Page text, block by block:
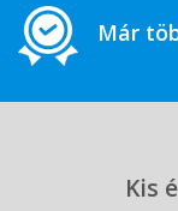
Már
Kis